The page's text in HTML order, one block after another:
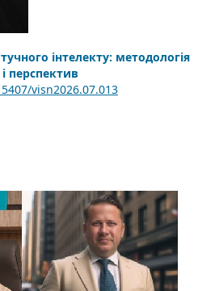
інтелекту: методологія
перспектив
visn2026.07.013